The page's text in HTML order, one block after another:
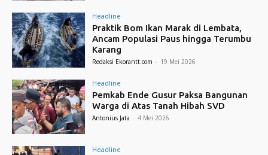
Headline
Praktik Bom Ikan Marak di Lembata,
Ancam Populasi Paus hingga Terumbu
Karang
Redaksi Ekorantt.com - 19 Mei 2026
Headline
Pemkab Ende Gusur Paksa Bangunan
Warga di Atas Tanah Hibah SVD
Antonius Jata - 4 Mei 2026
Headline